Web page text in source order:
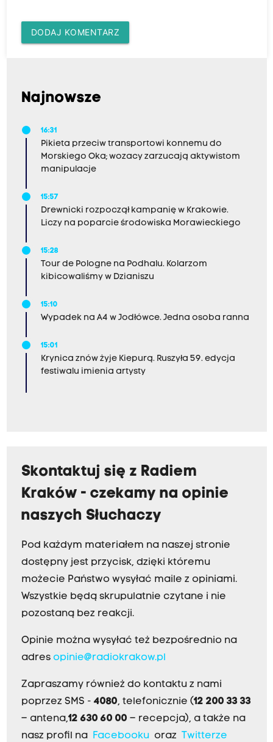
DODAJ KOMENTARZ
Najnowsze
16:31
Pikieta przeciw transportowi konnemu do
Morskiego Oka; wozacy zarzucają aktywistom
manipulacje
15:57
Drewnicki rozpoczął kampanię w Krakowie.
Liczy na poparcie środowiska Morawieckiego
15:28
Tour de Pologne na Podhalu. Kolarzom
kibicowaliśmy w Dzianiszu
15:10
Wypadek na A4 w Jodłówce. Jedna osoba ranna
15:01
Krynica znów żyje Kiepurą. Ruszyła 59. edycja
festiwalu imienia artysty
Skontaktuj się z Radiem
Kraków - czekamy na opinie
naszych Słuchaczy
Pod każdym materiałem na naszej stronie
dostępny jest przycisk, dzięki któremu
możecie Państwo wysyłać maile z opiniami.
Wszystkie będą skrupulatnie czytane i nie
pozostaną bez reakcji.
Opinie można wysyłać też bezpośrednio na
adres opinie@radiokrakow.pl
Zapraszamy również do kontaktu z nami
poprzez SMS - 4080, telefonicznie (12 200 33 33
– antena,12 630 60 00 – recepcja), a także na
nasz profil na Facebookuoraz Twitterze